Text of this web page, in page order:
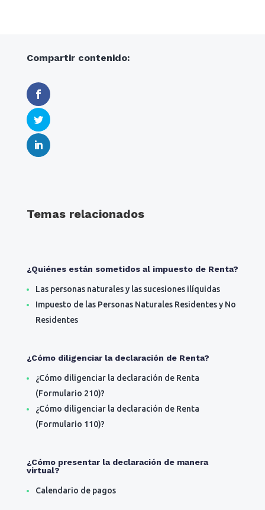
Compartir contenido:
Temas relacionados
¿Quiénes están sometidos al impuesto de Renta?
Las personas naturales y las sucesiones ilíquidas
Impuesto de las Personas Naturales Residentes y No
Residentes
¿Cómo diligenciar la declaración de Renta?
¿Cómo diligenciar la declaración de Renta
(Formulario 210)?
¿Cómo diligenciar la declaración de Renta
(Formulario 110)?
¿Cómo presentar la declaración de manera
virtual?
Calendario de pagos